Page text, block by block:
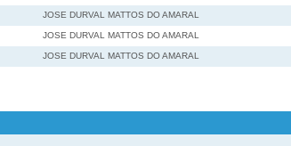
JOSE DURVAL MATTOS DO AMARAL
JOSE DURVAL MATTOS DO AMARAL
JOSE DURVAL MATTOS DO AMARAL